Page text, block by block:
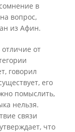
в
вопрос,
из Афин.
отличие от
говорил
его
помыслить,
нельзя.
связи
что